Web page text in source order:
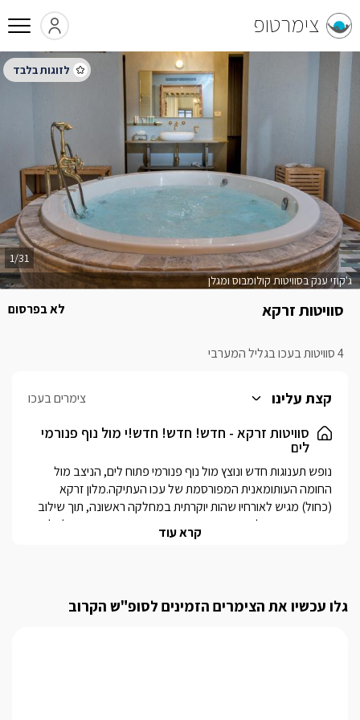
צימרטופ
סוויטות זרקא
4 סוויטות בעכו בגליל המערבי
לא בפרסום
ג'קוזי ענק בסוויטות קולומבוס ומגלן
1/31
קצת עלינו צימרים בעכו
סוויטות זרקא - חדש! חדש! חדש!י מול נוף פנורמי
לים
קרא עוד
גלו עכשיו את הצימרים הזמינים לסופ"ש הקרוב